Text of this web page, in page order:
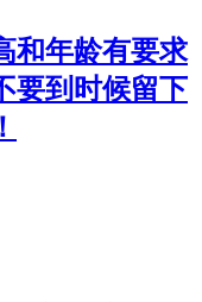
和年龄有要求
要到时候留下